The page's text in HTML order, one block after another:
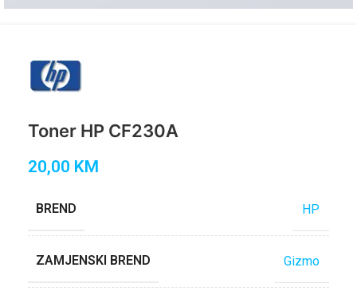
Toner HP CF230A
20,00 KM
BREND HP
ZAMJENSKI BREND Gizmo